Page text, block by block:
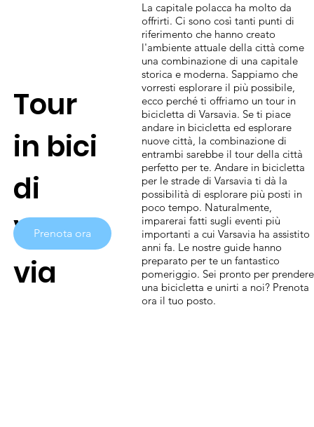
Tour
in bici
di
Varsa
via
La capitale polacca ha molto da
offrirti. Ci sono così tanti punti di
riferimento che hanno creato
l'ambiente attuale della città come
una combinazione di una capitale
storica e moderna. Sappiamo che
vorresti esplorare il più possibile,
ecco perché ti offriamo un tour in
bicicletta di Varsavia. Se ti piace
andare in bicicletta ed esplorare
nuove città, la combinazione di
entrambi sarebbe il tour della città
perfetto per te. Andare in bicicletta
per le strade di Varsavia ti dà la
possibilità di esplorare più posti in
poco tempo. Naturalmente,
imparerai fatti sugli eventi più
importanti a cui Varsavia ha assistito
anni fa. Le nostre guide hanno
preparato per te un fantastico
pomeriggio. Sei pronto per prendere
una bicicletta e unirti a noi? Prenota
ora il tuo posto.
Prenota ora